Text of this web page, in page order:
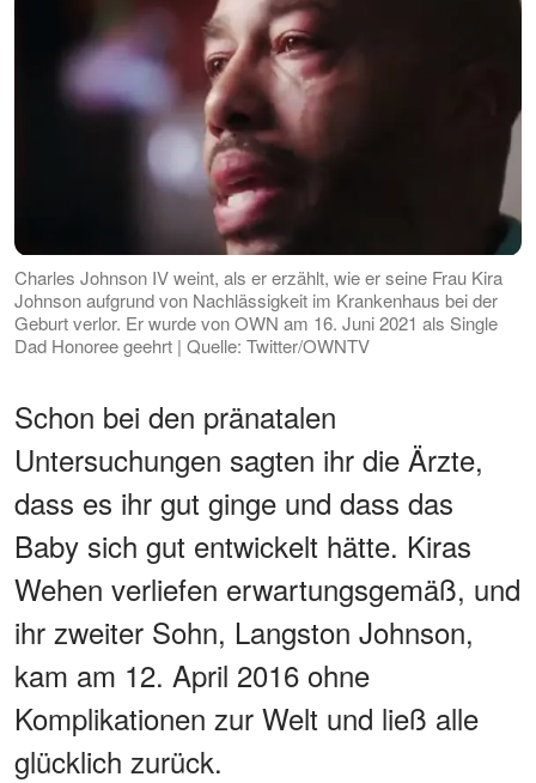
Charles Johnson IV weint, als er erzählt, wie er seine Frau Kira
Johnson aufgrund von Nachlässigkeit im Krankenhaus bei der
Geburt verlor. Er wurde von OWN am 16. Juni 2021 als Single
Dad Honoree geehrt | Quelle: Twitter/OWNTV
Schon bei den pränatalen
Untersuchungen sagten ihr die Ärzte,
dass es ihr gut ginge und dass das
Baby sich gut entwickelt hätte. Kiras
Wehen verliefen erwartungsgemäß, und
ihr zweiter Sohn, Langston Johnson,
kam am 12. April 2016 ohne
Komplikationen zur Welt und ließ alle
glücklich zurück.